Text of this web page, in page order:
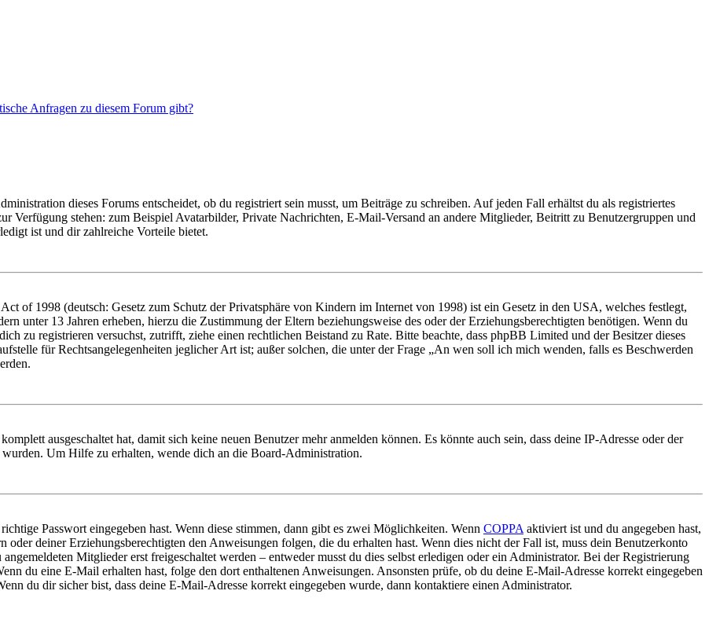
Anfragen zu diesem Forum gibt?
dieses Forums entscheidet, ob du registriert sein musst, um Beiträge zu schreiben. Auf jeden Fall erhältst du als registriertes
Verfügung stehen: zum Beispiel Avatarbilder, Private Nachrichten, E-Mail-Versand an andere Mitglieder, Beitritt zu Benutzergruppen und
ist und dir zahlreiche Vorteile bietet.
of 1998 (deutsch: Gesetz zum Schutz der Privatsphäre von Kindern im Internet von 1998) ist ein Gesetz in den USA, welches festlegt,
unter 13 Jahren erheben, hierzu die Zustimmung der Eltern beziehungsweise des oder der Erziehungsberechtigten benötigen. Wenn du
zu registrieren versuchst, zutrifft, ziehe einen rechtlichen Beistand zu Rate. Bitte beachte, dass phpBB Limited und der Besitzer dieses
für Rechtsangelegenheiten jeglicher Art ist; außer solchen, die unter der Frage „An wen soll ich mich wenden, falls es Beschwerden
ausgeschaltet hat, damit sich keine neuen Benutzer mehr anmelden können. Es könnte auch sein, dass deine IP-Adresse oder der
Um Hilfe zu erhalten, wende dich an die Board-Administration.
Passwort eingegeben hast. Wenn diese stimmen, dann gibt es zwei Möglichkeiten. Wenn COPPA aktiviert ist und du angegeben hast,
oder deiner Erziehungsberechtigten den Anweisungen folgen, die du erhalten hast. Wenn dies nicht der Fall ist, muss dein Benutzerkonto
Mitglieder erst freigeschaltet werden – entweder musst du dies selbst erledigen oder ein Administrator. Bei der Registrierung
du eine E-Mail erhalten hast, folge den dort enthaltenen Anweisungen. Ansonsten prüfe, ob du deine E-Mail-Adresse korrekt eingegeben
du dir sicher bist, dass deine E-Mail-Adresse korrekt eingegeben wurde, dann kontaktiere einen Administrator.